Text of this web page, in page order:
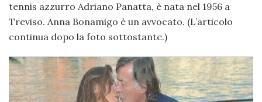
tennis azzurro Adriano Panatta, è nata nel 1956 a
Treviso. Anna Bonamigo è un avvocato. (L’articolo
continua dopo la foto sottostante.)